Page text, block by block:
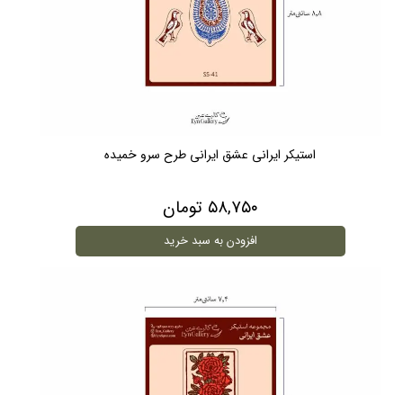
استیکر ایرانی عشق ایرانی طرح سرو خمیده
۵۸,۷۵۰ تومان
افزودن به سبد خرید